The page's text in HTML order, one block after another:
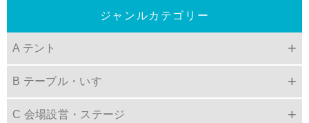
ジャンルカテゴリー
A テント
B テーブル・いす
C 会場設営・ステージ